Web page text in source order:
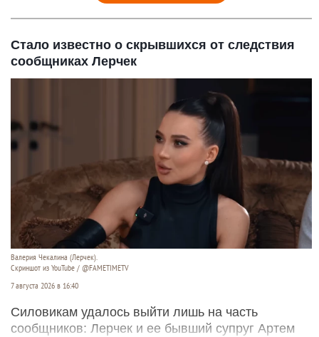
Стало известно о скрывшихся от следствия
сообщниках Лерчек
Валерия Чекалина (Лерчек).
Скриншот из YouTube / @FAMETIMETV
7 августа 2026 в 16:40
Силовикам удалось выйти лишь на часть
сообщников: Лерчек и ее бывший супруг Артем